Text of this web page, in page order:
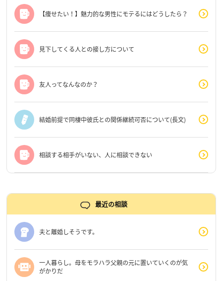
【痩せたい！】魅力的な男性にモテるにはどうしたら？
見下してくる人との接し方について
友人ってなんなのか？
結婚前提で同棲中彼氏との関係継続可否について(長文)
相談する相手がいない、人に相談できない
最近の相談
夫と離婚しそうです。
一人暮らし。母をモラハラ父親の元に置いていくのが気
がかりだ